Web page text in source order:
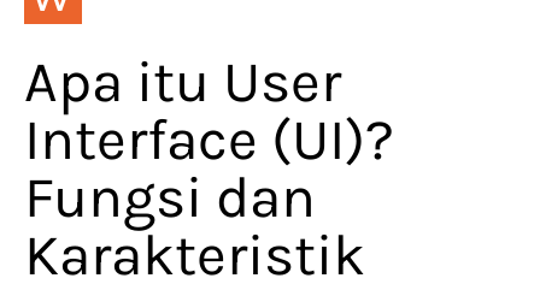
Apa itu User
Interface (UI)?
Fungsi dan
Karakteristik